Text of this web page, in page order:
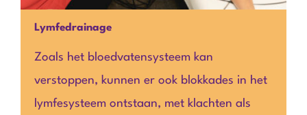
Lymfedrainage
Zoals het bloedvatensysteem kan
verstoppen, kunnen er ook blokkades in het
lymfesysteem ontstaan, met klachten als